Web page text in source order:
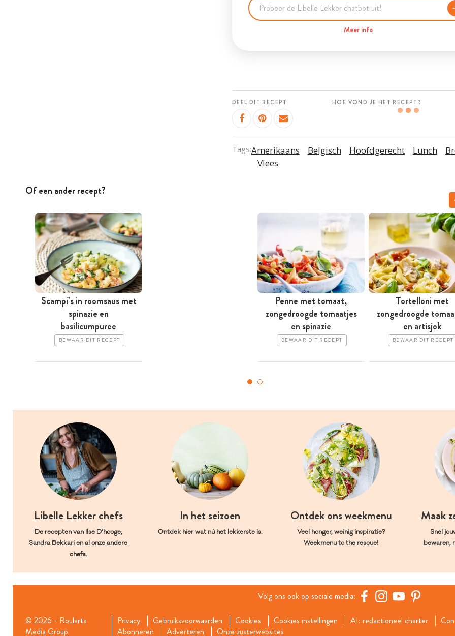
Meer info
DEEL DIT RECEPT HOE VOND JE HET RECEPT?
Tags:Amerikaans Belgisch Hoofdgerecht Lunch
Vlees
Of een ander recept?
Scampi’s in roomsaus met
spinazie en
basilicumpuree
BEWAAR DIT RECEPT
Penne met tomaat,
zongedroogde tomaatjes
en spinazie
BEWAAR DIT RECEPT
Tortelloni met
zongedroogde
en artisjok
BEWAAR DIT RECEPT
Libelle Lekker chefs
De recepten van Ilse D’hooge,
Sandra Bekkari en al onze andere
chefs.
In het seizoen
Ontdek hier wat nú het lekkerste is.
Ontdek ons weekmenu
Veel honger, weinig inspiratie?
Weekmenu to the rescue!
Maak
Snel
bewaren,
Volg ons ook op sociale media:
© 2026 - Roularta
Media Group
Privacy Gebruiksvoorwaarden Cookies Cookies instellingen AI: redactioneel charter
Abonneren
Adverteren Onze zusterwebsites